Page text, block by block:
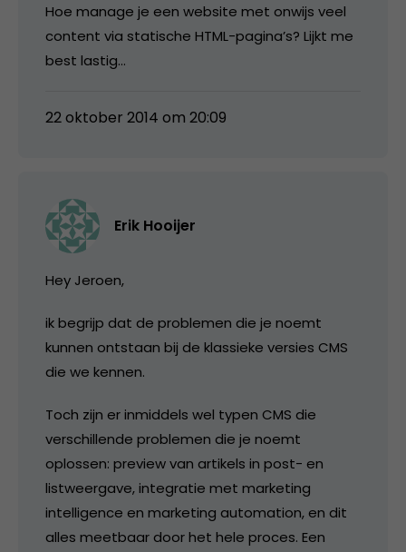
Hoe manage je een website met onwijs veel
content via statische HTML-pagina’s? Lijkt me
best lastig…
22 oktober 2014 om 20:09
Erik Hooijer
Hey Jeroen,
ik begrijp dat de problemen die je noemt
kunnen ontstaan bij de klassieke versies CMS
die we kennen.
Toch zijn er inmiddels wel typen CMS die
verschillende problemen die je noemt
oplossen: preview van artikels in post- en
listweergave, integratie met marketing
intelligence en marketing automation, en dit
alles meetbaar door het hele proces. Een